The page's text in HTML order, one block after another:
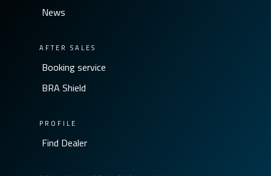
News
AFTER SALES
Booking service
BRA Shield
PROFILE
Find Dealer